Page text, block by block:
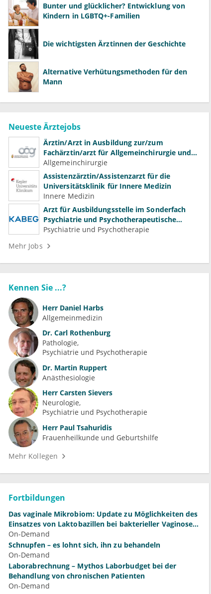
Bunter und glücklicher? Entwicklung von
Kindern in LGBTQ+-Familien
Die wichtigsten Ärztinnen der Geschichte
Alternative Verhütungsmethoden für den
Mann
Neueste Ärztejobs
Ärztin/Arzt in Ausbildung zur/zum
Fachärztin/arzt für Allgemeinchirurgie und
Gefäßchirurgie
Allgemeinchirurgie
Assistenzärztin/Assistenzarzt für die
Universitätsklinik für Innere Medizin
Innere Medizin
Arzt für Ausbildungsstelle im Sonderfach
Psychiatrie und Psychotherapeutische
Medizin (m/w/d)
Psychiatrie und Psychotherapie
Mehr Jobs
Kennen Sie ...?
Herr Daniel Harbs
Allgemeinmedizin
Dr. Carl Rothenburg
Pathologie
Psychiatrie und Psychotherapie
Dr. Martin Ruppert
Anästhesiologie
Herr Carsten Sievers
Neurologie
Psychiatrie und Psychotherapie
Herr Paul Tsahuridis
Frauenheilkunde und Geburtshilfe
Mehr Kollegen
Fortbildungen
Das vaginale Mikrobiom: Update zu Möglichkeiten des
Einsatzes von Laktobazillen bei bakterieller Vaginose
und Vulvovaginalkandidose
On-Demand
Schnupfen – es lohnt sich, ihn zu behandeln
On-Demand
Laborabrechnung – Mythos Laborbudget bei der
Behandlung von chronischen Patienten
On-Demand